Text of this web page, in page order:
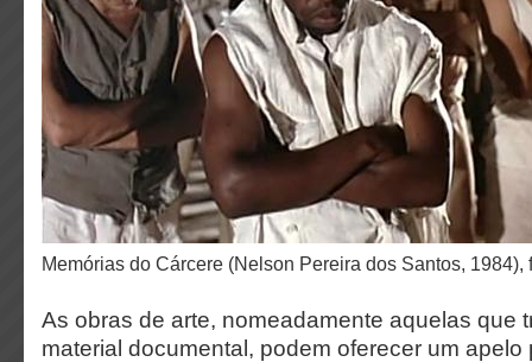
Memórias do Cárcere (Nelson Pereira dos Santos,
As obras de arte, nomeadamente aquelas que
material documental, podem oferecer um apelo